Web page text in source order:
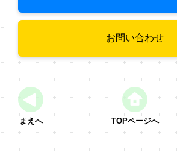
お問い合わせ
まえへ TOPページへ